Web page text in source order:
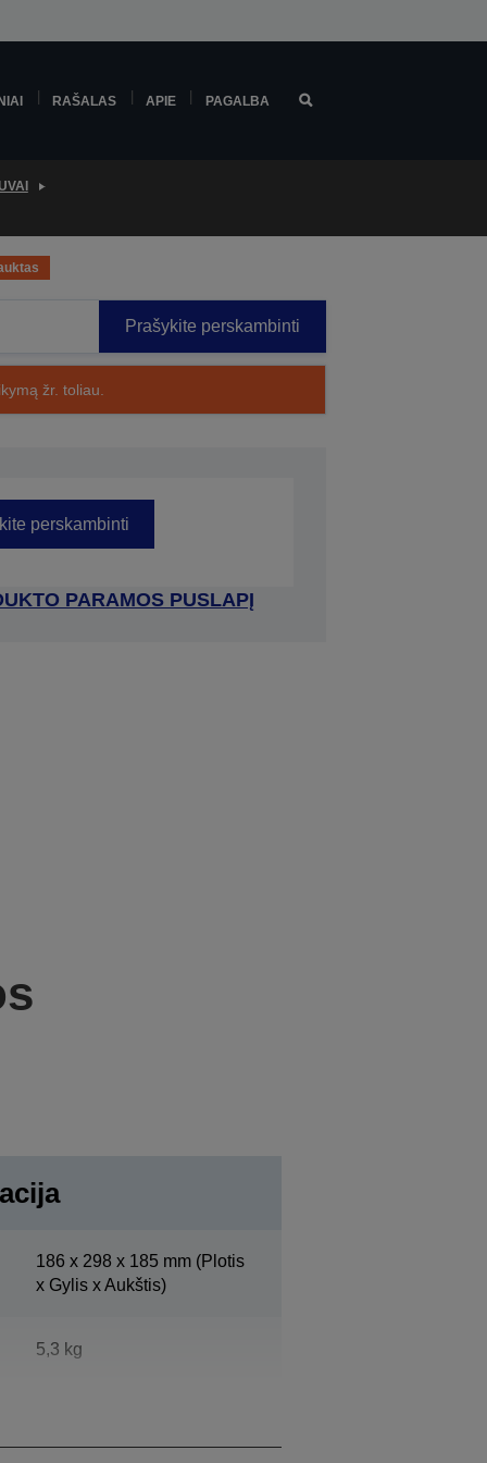
RAŠALAS APIE PAGALBA
Prašykite perskambinti
žr. toliau.
perskambinti
PARAMOS PUSLAPĮ
186‎ x 298 x 185 mm (Plotis
x Gylis x Aukštis)
5,3 kg